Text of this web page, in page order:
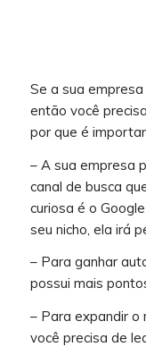
Se a sua
então você
por que é
– A sua empresa
canal de busca
curiosa é o
seu nicho, ela irá
– Para ganhar
possui mais
– Para expandir o
você precisa de